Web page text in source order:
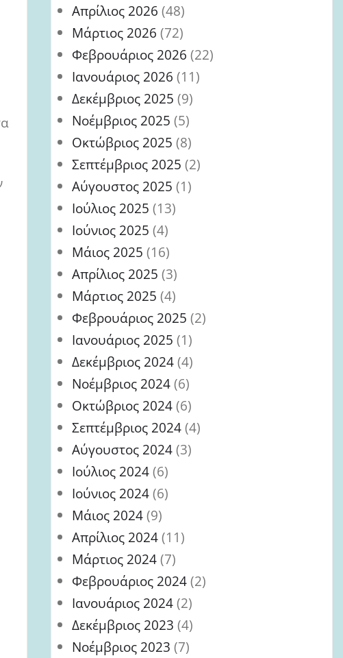
Απρίλιος 2026 (48)
Μάρτιος 2026 (72)
Φεβρουάριος 2026 (22)
Ιανουάριος 2026 (11)
Δεκέμβριος 2025 (9)
Νοέμβριος 2025 (5)
Οκτώβριος 2025 (8)
Σεπτέμβριος 2025 (2)
Αύγουστος 2025 (1)
Ιούλιος 2025 (13)
Ιούνιος 2025 (4)
Μάιος 2025 (16)
Απρίλιος 2025 (3)
Μάρτιος 2025 (4)
Φεβρουάριος 2025 (2)
Ιανουάριος 2025 (1)
Δεκέμβριος 2024(4)
Νοέμβριος 2024(6)
Οκτώβριος 2024(6)
Σεπτέμβριος 2024(4)
Αύγουστος 2024(3)
Ιούλιος 2024(6)
Ιούνιος 2024(6)
Μάιος 2024(9)
Απρίλιος 2024(11)
Μάρτιος 2024(7)
Φεβρουάριος 2024(2)
Ιανουάριος 2024(2)
Δεκέμβριος 2023 (4)
Νοέμβριος 2023 (7)